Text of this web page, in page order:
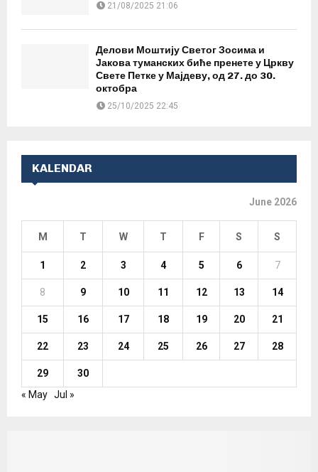
21/08/2025 21:06
Делови Моштију Светог Зосима и
Јакова туманских биће пренете у Цркву
Свете Петке у Мајдеву, од 27. до 30.
октобра
25/10/2025 22:45
KALENDAR
June 2026
M T W T F S S
1 2 3 4 5 6 7
8 9 10 11 12 13 14
15 16 17 18 19 20 21
22 23 24 25 26 27 28
29
30
« May Jul »